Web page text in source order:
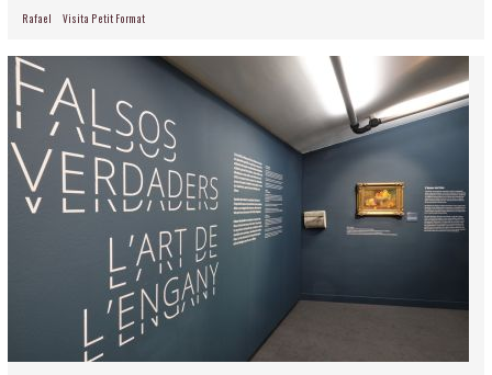
Rafael Visita Petit Format